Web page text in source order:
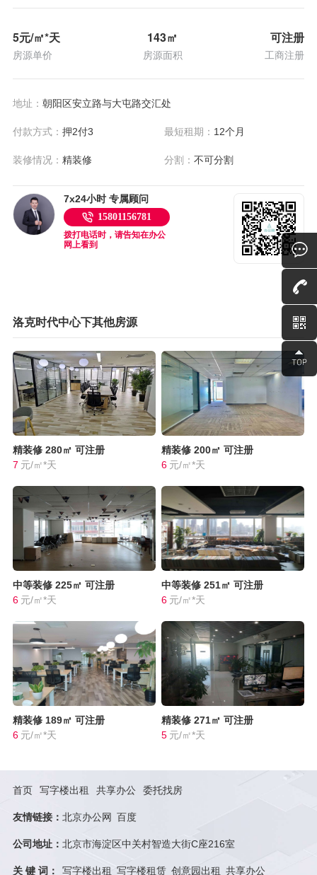
5元/㎡*天
房源单价
143㎡
房源面积
可注册
工商注册
地址： 朝阳区安立路与大屯路交汇处
付款方式： 押2付3 最短租期： 12个月
装修情况： 精装修 分割：不可分割
7x24小时 专属顾问
15801156781
拨打电话时，请告知在办公
网上看到
洛克时代中心下其他房源
精装修 280㎡ 可注册
7 元/㎡*天
精装修 200㎡ 可注册
6 元/㎡*天
中等装修 225㎡ 可注册
6 元/㎡*天
中等装修 251㎡ 可注册
6 元/㎡*天
精装修 189㎡ 可注册
6 元/㎡*天
精装修 271㎡ 可注册
5 元/㎡*天
首页 写字楼出租 共享办公 委托找房
友情链接： 北京办公网 百度
公司地址： 北京市海淀区中关村智造大街C座216室
关 键 词： 写字楼出租 写字楼租赁 创意园出租 共享办公